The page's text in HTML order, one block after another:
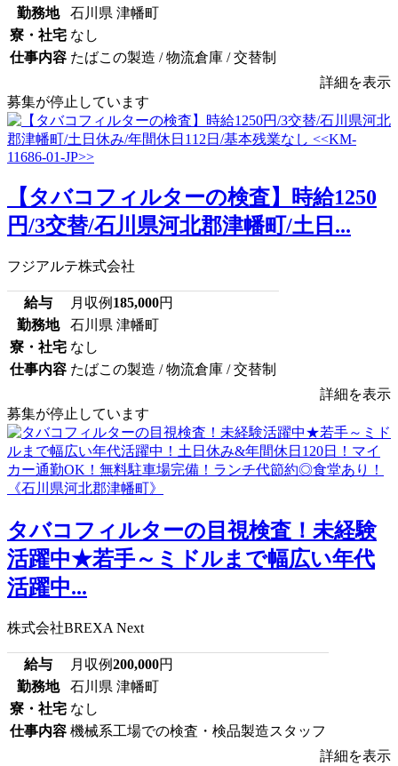
勤務地
石川県 津幡町
寮・社宅 なし
仕事内容 たばこの製造 / 物流倉庫 / 交替制
詳細を表示
募集が停止しています
【タバコフィルターの検査】時給1250
円/3交替/石川県河北郡津幡町/土日...
フジアルテ株式会社
給与 月収例 185,000円
勤務地
石川県 津幡町
寮・社宅 なし
仕事内容 たばこの製造 / 物流倉庫 / 交替制
詳細を表示
募集が停止しています
タバコフィルターの目視検査！未経験
活躍中★若手～ミドルまで幅広い年代
活躍中...
株式会社BREXA Next
給与 月収例200,000円
勤務地
石川県 津幡町
寮・社宅 なし
仕事内容 機械系工場での検査・検品製造スタッフ
詳細を表示